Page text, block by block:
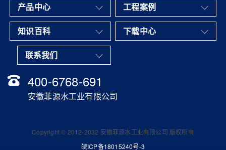
产品中心 工程案例
知识百科 下载中心
联系我们
400-6768-691
安徽菲源水工业有限公司
Copyright © 2012-2032 安徽菲源水工业有限公司 版权所有
皖ICP备18015240号-3